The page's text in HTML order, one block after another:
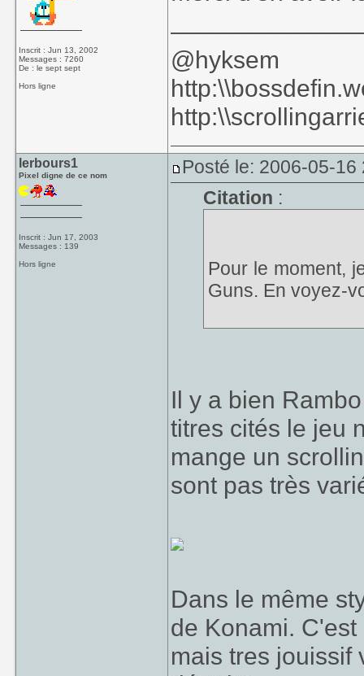
Inscrit : Jun 13, 2002
Messages : 7260
De : le sept sept
Hors ligne
@hyksem
lerbours1
Pixel digne de ce nom
Inscrit : Jun 17, 2003
Messages : 139
Hors ligne
Posté le: 2006-05-16
Citation :
Pour le moment,
Guns. En voyez-
Il y a bien
titres cités le jeu
mange un
sont pas très
Dans le même
de Konami.
mais tres jouissif